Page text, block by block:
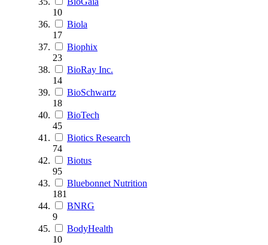
10
Biola
17
Biophix
23
BioRay Inc.
14
BioSchwartz
18
BioTech
45
Biotics Research
74
Biotus
95
Bluebonnet Nutrition
181
BNRG
9
BodyHealth
10